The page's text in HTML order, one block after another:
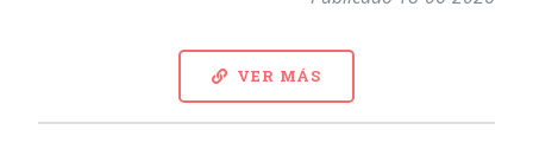
VER MÁS